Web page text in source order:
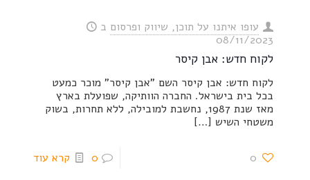
עופו איתנו על תוכן, שיווק ופרסום ב
08/11/2023
לקוח חדש: אבן קיסר
לקוח חדש: אבן קיסר השם "אבן קיסר" מוכר כמעט
בכל בית בישראל. החברה הוותיקה, שפועלת בארץ
מאז שנת 1987, נחשבת למובילה, ללא תחרות, בשוק
משטחי השיש […]
0
0 קרא עוד